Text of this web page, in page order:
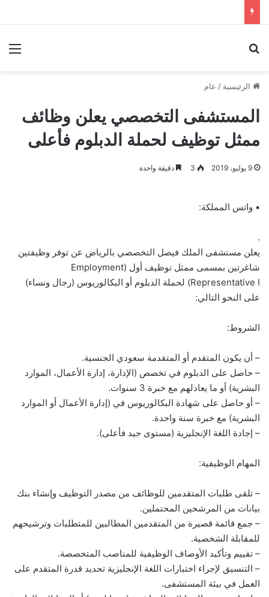
الرئيسية / عام
المستشفى التخصصي يعلن وظائف
ممثل توظيف لحملة الدبلوم فأعلى
9 يوليو، 2019 3 دقيقة واحدة
▪ واتس المملكة:
.
يعلن مستشفى الملك فيصل التخصصي بالرياض عن توفر وظيفتين
شاغرتين بمسمى ممثل توظيف أول (Employment
Representative I) لحملة الدبلوم أو البكالوريوس (رجال ونساء)
على النحو التالي:
الشروط:
– أن يكون المتقدم أو المتقدمة سعودي الجنسية.
– حاصل على الدبلوم في تخصص (الإدارة، إدارة الأعمال، الموارد
البشرية) أو ما يعادلهم مع خبرة 3 سنوات.
– أو حاصل على شهادة البكالوريوس في (إدارة الأعمال أو الموارد
البشرية) مع خبرة سنة واحدة.
– إجادة اللغة الإنجليزية (مستوى جيد فأعلى).
المهام الوظيفية:
– تلقى طلبات المتقدمين للوظائف من مصدر التوظيف وإنشاء بنك
بيانات من المرشحين المحتملين.
– جمع قائمة قصيرة من المتقدمين المطالبين للمتطلبات وترشيحهم
للمقابلة الشخصية.
– تقييم وتأكيد الأوصاف الوظيفية للمناصب المتخصصة.
– التنسيق لإجراء اختبارات اللغة الإنجليزية تحديد قدرة المتقدم على
العمل في بيئة المستشفى.